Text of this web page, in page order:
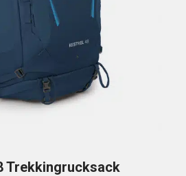
Trekkingrucksack